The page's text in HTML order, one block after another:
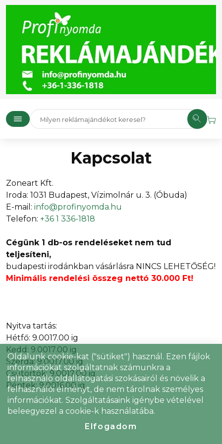
Kapcsolat
Zoneart Kft.
Iroda: 1031 Budapest, Vízimolnár u. 3. (Óbuda)
E-mail: info@profinyomda.hu
Telefon: +36 1 336-1818
Cégünk 1 db-os rendeléseket nem tud
teljesíteni,
budapesti irodánkban vásárlásra NINCS LEHETŐSÉG!
Minimális rendelési összeg nettó 30.000 Ft!
Nyitva tartás:
Hétfő: 9.0017.00 ig
Kedd: 9.0017.00 ig
Szerda: 9.0017.00 ig
Csütörtök: 9.0017.00 ig
Péntek: 9.0016.00 ig
Oldalunk cookie-kat ("sütiket") használ. Ezen fájlok
információkat szolgáltatnak számunkra a
felhasználó oldallátogatási szokásairól és növelik a
felhasználói élményt, de nem tárolnak személyes
információkat. Szolgáltatásaink igénybe vételével
beleegyezel a cookie-k használatába.
Elfogadom